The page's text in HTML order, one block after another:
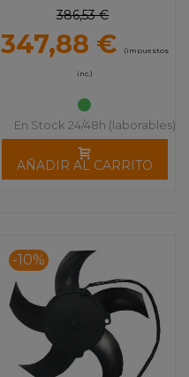
(05-07) /RZR 800 (08-10)
386,53 €
347,88 € (impuestos
inc.)
En Stock 24/48h (laborables)
AÑADIR AL CARRITO
-10%